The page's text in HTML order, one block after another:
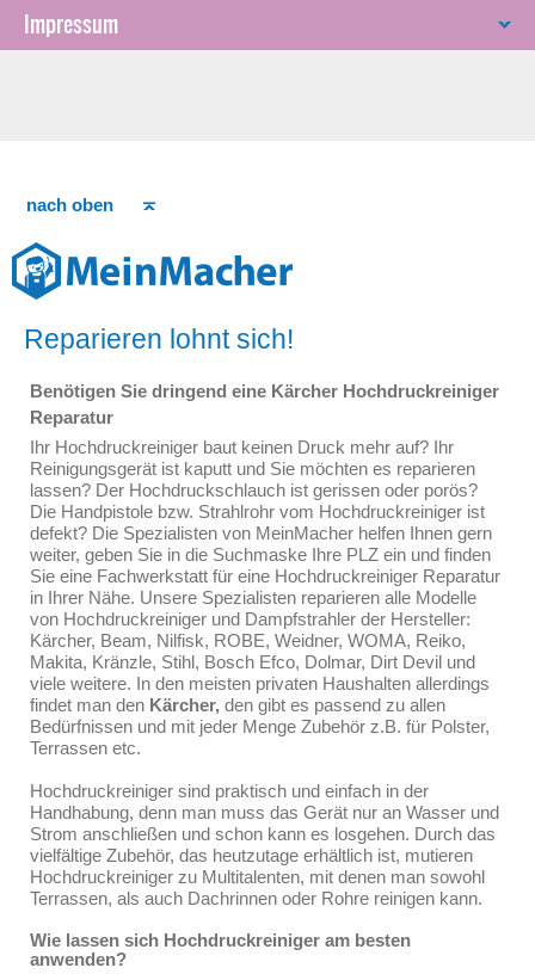
Impressum
nach oben
Reparieren lohnt sich!
Benötigen Sie dringend eine Kärcher Hochdruckreiniger
Reparatur
Ihr Hochdruckreiniger baut keinen Druck mehr auf? Ihr
Reinigungsgerät ist kaputt und Sie möchten es reparieren
lassen? Der Hochdruckschlauch ist gerissen oder porös?
Die Handpistole bzw. Strahlrohr vom Hochdruckreiniger ist
defekt? Die Spezialisten von MeinMacher helfen Ihnen gern
weiter, geben Sie in die Suchmaske Ihre PLZ ein und finden
Sie eine Fachwerkstatt für eine Hochdruckreiniger Reparatur
in Ihrer Nähe. Unsere Spezialisten reparieren alle Modelle
von Hochdruckreiniger und Dampfstrahler der Hersteller:
Kärcher, Beam, Nilfisk, ROBE, Weidner, WOMA, Reiko,
Makita, Kränzle, Stihl, Bosch Efco, Dolmar, Dirt Devil und
viele weitere. In den meisten privaten Haushalten allerdings
findet man den Kärcher, den gibt es passend zu allen
Bedürfnissen und mit jeder Menge Zubehör z.B. für Polster,
Terrassen etc.
Hochdruckreiniger sind praktisch und einfach in der
Handhabung, denn man muss das Gerät nur an Wasser und
Strom anschließen und schon kann es losgehen. Durch das
vielfältige Zubehör, das heutzutage erhältlich ist, mutieren
Hochdruckreiniger zu Multitalenten, mit denen man sowohl
Terrassen, als auch Dachrinnen oder Rohre reinigen kann.
Wie lassen sich Hochdruckreiniger am besten
anwenden?